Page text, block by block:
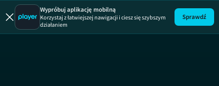
Łapu Capu
Wypróbuj aplikację mobilną
Korzystaj z łatwiejszej nawigacji i ciesz się szybszym
działaniem
Sprawdź